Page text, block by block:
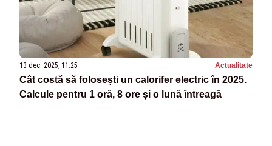
13 dec. 2025, 11:25 Actualitate
Cât costă să folosești un calorifer electric în 2025.
Calcule pentru 1 oră, 8 ore și o lună întreagă